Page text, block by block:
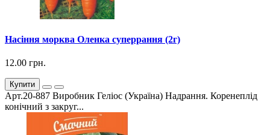
Насіння морква Оленка суперрання (2г)
12.00 грн.
Купити
Арт.20-887 Виробник Геліос (Україна) Надрання. Коренеплід
конічний з закруг...